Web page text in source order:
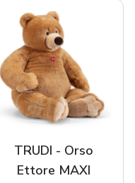
TRUDI - Orso
Ettore MAXI